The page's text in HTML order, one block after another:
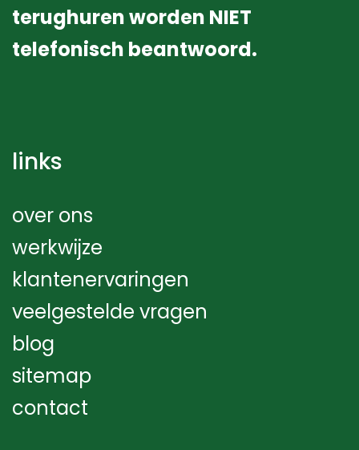
terughuren worden NIET
telefonisch beantwoord.
links
over ons
werkwijze
klantenervaringen
veelgestelde vragen
blog
sitemap
contact